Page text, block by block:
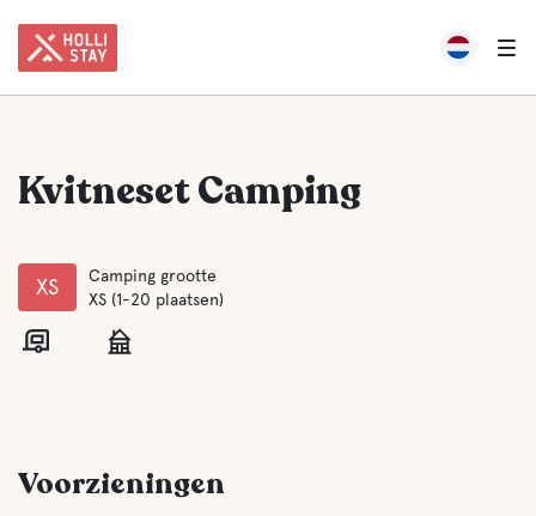
Kvitneset Camping
XS
Camping grootte
XS (1-20 plaatsen)
Voorzieningen